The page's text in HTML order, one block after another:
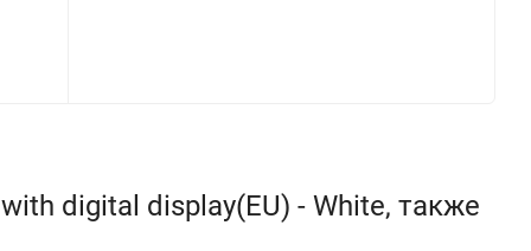
digital display(EU) - White, также